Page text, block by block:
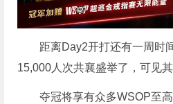
距离Day2开打还有一周时
15,000人次共襄盛举了，可见
夺冠将享有众多WSOP至